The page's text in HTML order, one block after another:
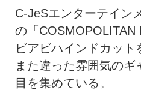
C-JeSエンターテイン
の「COSMOPOLITAN
ビアビハインドカット
また違った雰囲気の
目を集めている。